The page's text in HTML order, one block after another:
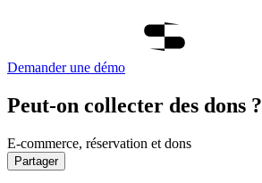
Demander une démo
Peut-on collecter des dons ?
E-commerce, réservation et dons
Partager